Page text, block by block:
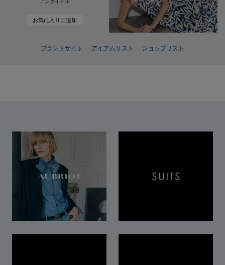
アンタイトル
お気に入りに追加
ブランドサイト アイテムリスト ショップリスト